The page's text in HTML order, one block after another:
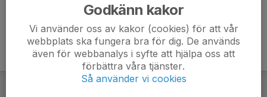
Godkänn kakor
Vi använder oss av kakor (cookies) för att vår
webbplats ska fungera bra för dig. De används
även för webbanalys i syfte att hjälpa oss att
förbättra våra tjänster.
Så använder vi cookies